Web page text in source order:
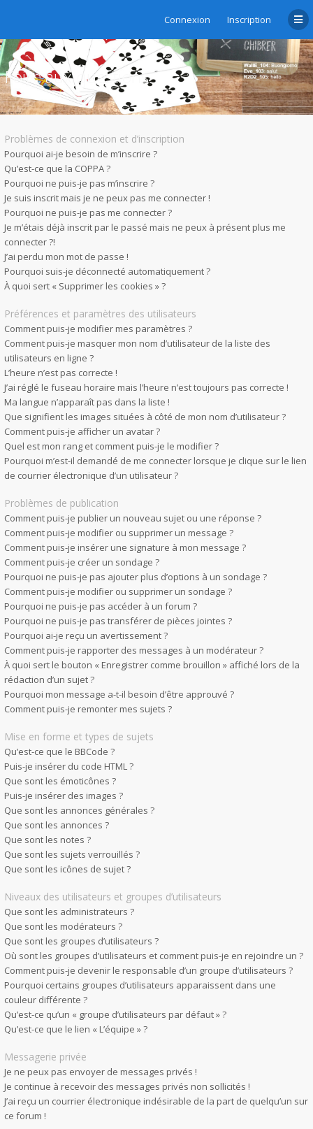
Connexion Inscription
Foire aux questions
Problèmes de connexion et d’inscription
Pourquoi ai-je besoin de m’inscrire ?
Qu’est-ce que la COPPA ?
Pourquoi ne puis-je pas m’inscrire ?
Je suis inscrit mais je ne peux pas me connecter !
Pourquoi ne puis-je pas me connecter ?
Je m’étais déjà inscrit par le passé mais ne peux à présent plus me
connecter ?!
J’ai perdu mon mot de passe !
Pourquoi suis-je déconnecté automatiquement ?
À quoi sert « Supprimer les cookies » ?
Préférences et paramètres des utilisateurs
Comment puis-je modifier mes paramètres ?
Comment puis-je masquer mon nom d’utilisateur de la liste des
utilisateurs en ligne ?
L’heure n’est pas correcte !
J’ai réglé le fuseau horaire mais l’heure n’est toujours pas correcte !
Ma langue n’apparaît pas dans la liste !
Que signifient les images situées à côté de mon nom d’utilisateur ?
Comment puis-je afficher un avatar ?
Quel est mon rang et comment puis-je le modifier ?
Pourquoi m’est-il demandé de me connecter lorsque je clique sur le lien
de courrier électronique d’un utilisateur ?
Problèmes de publication
Comment puis-je publier un nouveau sujet ou une réponse ?
Comment puis-je modifier ou supprimer un message ?
Comment puis-je insérer une signature à mon message ?
Comment puis-je créer un sondage ?
Pourquoi ne puis-je pas ajouter plus d’options à un sondage ?
Comment puis-je modifier ou supprimer un sondage ?
Pourquoi ne puis-je pas accéder à un forum ?
Pourquoi ne puis-je pas transférer de pièces jointes ?
Pourquoi ai-je reçu un avertissement ?
Comment puis-je rapporter des messages à un modérateur ?
À quoi sert le bouton « Enregistrer comme brouillon » affiché lors de la
rédaction d’un sujet ?
Pourquoi mon message a-t-il besoin d’être approuvé ?
Comment puis-je remonter mes sujets ?
Mise en forme et types de sujets
Qu’est-ce que le BBCode ?
Puis-je insérer du code HTML ?
Que sont les émoticônes ?
Puis-je insérer des images ?
Que sont les annonces générales ?
Que sont les annonces ?
Que sont les notes ?
Que sont les sujets verrouillés ?
Que sont les icônes de sujet ?
Niveaux des utilisateurs et groupes d’utilisateurs
Que sont les administrateurs ?
Que sont les modérateurs ?
Que sont les groupes d’utilisateurs ?
Où sont les groupes d’utilisateurs et comment puis-je en rejoindre un ?
Comment puis-je devenir le responsable d’un groupe d’utilisateurs ?
Pourquoi certains groupes d’utilisateurs apparaissent dans une
couleur différente ?
Qu’est-ce qu’un « groupe d’utilisateurs par défaut » ?
Qu’est-ce que le lien « L’équipe » ?
Messagerie privée
Je ne peux pas envoyer de messages privés !
Je continue à recevoir des messages privés non sollicités !
J’ai reçu un courrier électronique indésirable de la part de quelqu’un sur
ce forum !